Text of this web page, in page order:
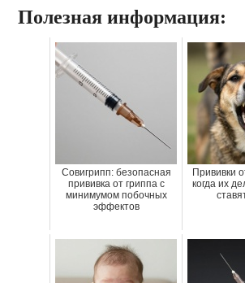
Полезная информация:
Совигрипп: безопасная
прививка от гриппа с
минимумом побочных
эффектов
Прививки
когда их